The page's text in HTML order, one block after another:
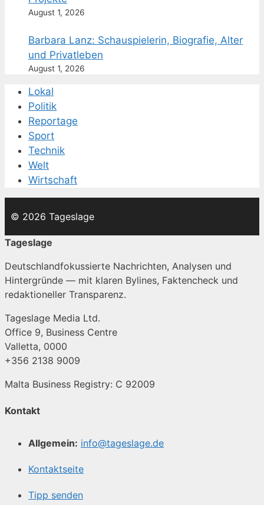
August 1, 2026
Barbara Lanz: Schauspielerin, Biografie, Alter
und Privatleben
August 1, 2026
Lokal
Politik
Reportage
Sport
Technik
Welt
Wirtschaft
© 2026 Tageslage
Tageslage
Deutschlandfokussierte Nachrichten, Analysen und
Hintergründe — mit klaren Bylines, Faktencheck und
redaktioneller Transparenz.
Tageslage Media Ltd.
Office 9, Business Centre
Valletta, 0000
+356 2138 9009
Malta Business Registry: C 92009
Kontakt
Allgemein: info@tageslage.de
Kontaktseite
Tipp senden